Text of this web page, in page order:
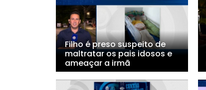
Filho é preso suspeito de
maltratar os pais idosos e
ameaçar a irmã